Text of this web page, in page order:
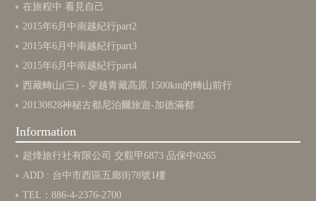
在旅程中 看見自己
2015年6月中南越紀行part2
2015年6月中南越紀行part3
2015年6月中南越紀行part4
西藏轉山(三) - 穿越青藏高原 1500km的轉山前行
20130828神秘古都尼泊爾旅遊-加德滿都
Information
超烽旅行社有限公司 交觀甲6873 品保中0265
ADD : 台中市西區五廊街78號1樓
TEL：886-4-2376-2700